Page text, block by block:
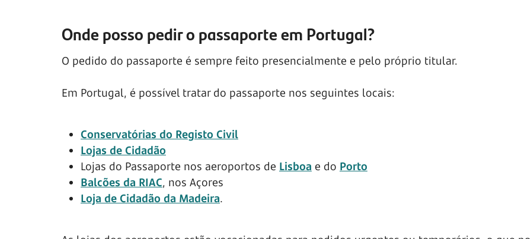
Onde posso pedir o passaporte em Portugal?
O pedido do passaporte é sempre feito presencialmente e pelo próprio titular.
Em Portugal, é possível tratar do passaporte nos seguintes locais:
Conservatórias do Registo Civil
Lojas de Cidadão
Lojas do Passaporte nos aeroportos de Lisboa e do Porto
Balcões da RIAC, nos Açores
Loja de Cidadão da Madeira.